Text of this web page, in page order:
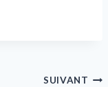
SUIVANT